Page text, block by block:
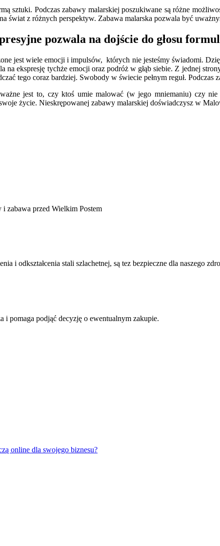
sztuki. Podczas zabawy malarskiej poszukiwane są różne
świat z różnych perspektyw. Zabawa malarska pozwala być
pozwala na dojście do głosu
jest wiele emocji i impulsów, których nie jesteśmy świadomi.
na ekspresję tychże emocji oraz podróż w głąb siebie. Z jednej
tego coraz bardziej. Swobody w świecie pełnym reguł. Podczas
jest to, czy ktoś umie malować (w jego mniemaniu) czy nie
życie. Nieskrępowanej zabawy malarskiej doświadczysz w
i zabawa przed Wielkim Postem
i odkształcenia stali szlachetnej, są tez bezpieczne dla naszego
pomaga podjąć decyzję o ewentualnym zakupie.
online dla swojego biznesu?